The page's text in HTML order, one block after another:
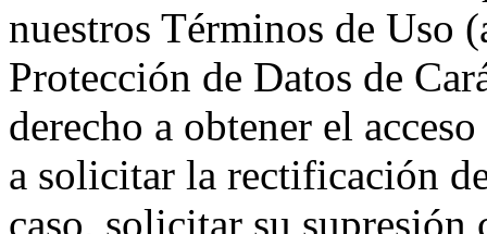
nuestros Términos de Uso
Protección de Datos de
derecho a obtener el
a solicitar la rectificación
caso, solicitar su